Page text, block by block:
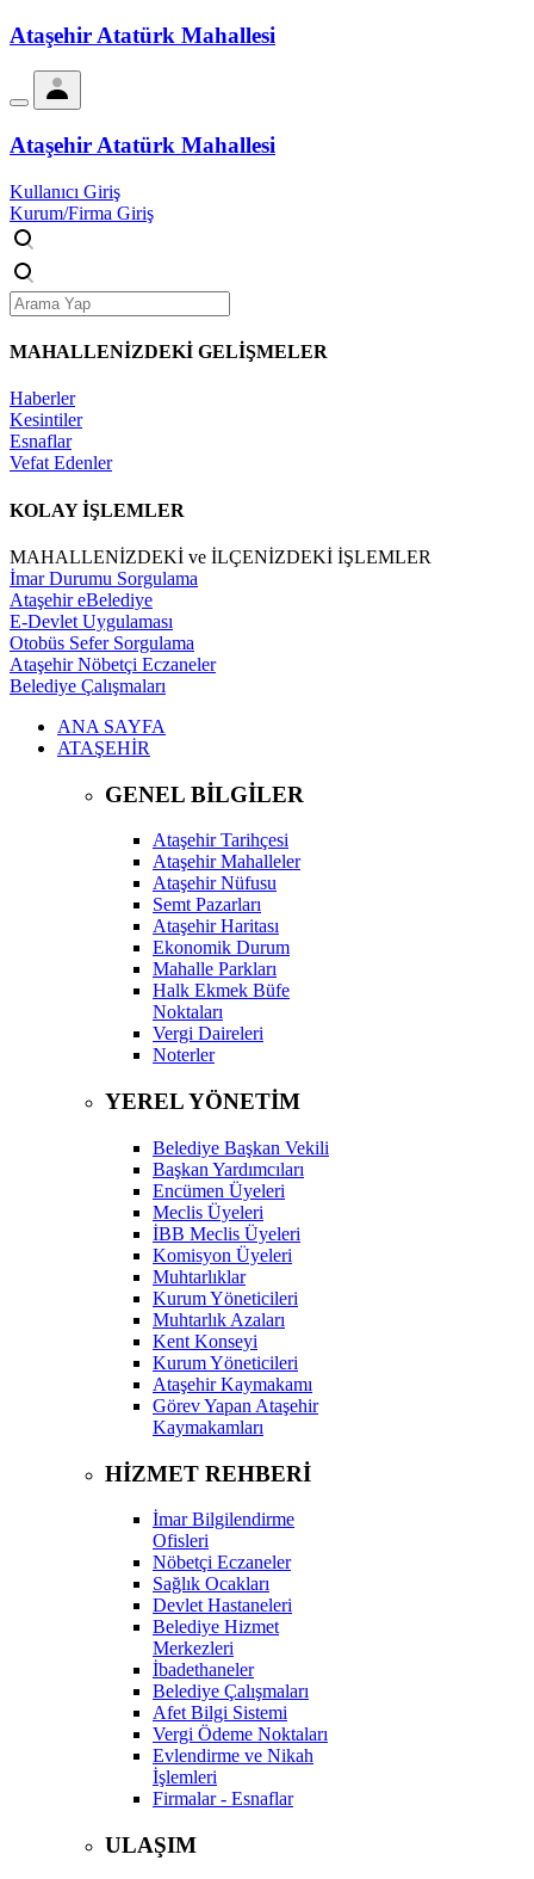
Ataşehir Atatürk Mahallesi
Ataşehir Atatürk Mahallesi
Kullanıcı Giriş
Kurum/Firma Giriş
MAHALLENİZDEKİ GELİŞMELER
Haberler
Kesintiler
Esnaflar
Vefat Edenler
KOLAY İŞLEMLER
MAHALLENİZDEKİ ve İLÇENİZDEKİ İŞLEMLER
İmar Durumu Sorgulama
Ataşehir eBelediye
E-Devlet Uygulaması
Otobüs Sefer Sorgulama
Ataşehir Nöbetçi Eczaneler
Belediye Çalışmaları
ANA SAYFA
ATAŞEHİR
GENEL BİLGİLER
Ataşehir Tarihçesi
Ataşehir Mahalleler
Ataşehir Nüfusu
Semt Pazarları
Ataşehir Haritası
Ekonomik Durum
Mahalle Parkları
Halk Ekmek Büfe
Noktaları
Vergi Daireleri
Noterler
YEREL YÖNETİM
Belediye Başkan Vekili
Başkan Yardımcıları
Encümen Üyeleri
Meclis Üyeleri
İBB Meclis Üyeleri
Komisyon Üyeleri
Muhtarlıklar
Kurum Yöneticileri
Muhtarlık Azaları
Kent Konseyi
Kurum Yöneticileri
Ataşehir Kaymakamı
Görev Yapan Ataşehir
Kaymakamları
HİZMET REHBERİ
İmar Bilgilendirme
Ofisleri
Nöbetçi Eczaneler
Sağlık Ocakları
Devlet Hastaneleri
Belediye Hizmet
Merkezleri
İbadethaneler
Belediye Çalışmaları
Afet Bilgi Sistemi
Vergi Ödeme Noktaları
Evlendirme ve Nikah
İşlemleri
Firmalar - Esnaflar
ULAŞIM